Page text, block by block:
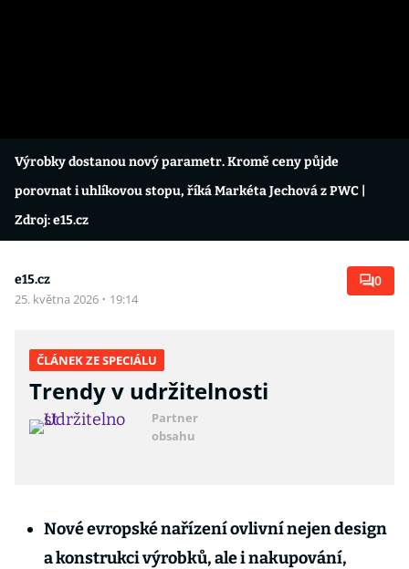
Výrobky dostanou nový parametr. Kromě ceny půjde
porovnat i uhlíkovou stopu, říká Markéta Jechová z PWC
Zdroj: e15.cz
e15.cz
25. května 2026 · 19:14
0
ČLÁNEK ZE SPECIÁLU
Trendy v udržitelnosti
Partner
obsahu
Nové evropské nařízení ovlivní nejen design
a konstrukci výrobků, ale i nakupování,